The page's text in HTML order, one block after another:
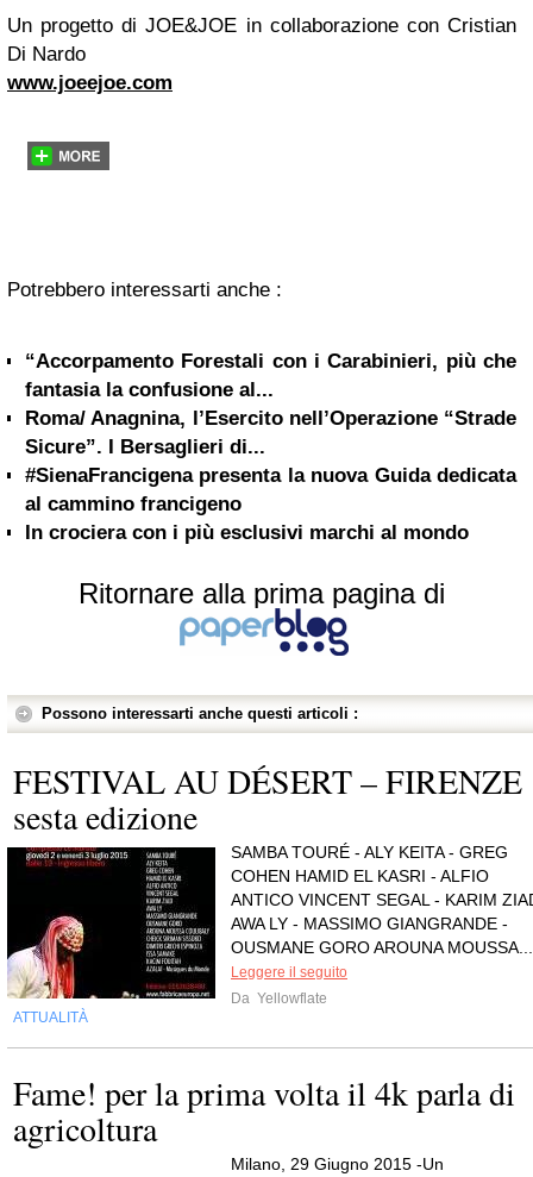
Un progetto di JOE&JOE in collaborazione con Cristian
Di Nardo
www.joeejoe.com
Potrebbero interessarti anche :
“Accorpamento Forestali con i Carabinieri, più che
fantasia la confusione al...
Roma/ Anagnina, l’Esercito nell’Operazione “Strade
Sicure”. I Bersaglieri di...
#SienaFrancigena presenta la nuova Guida dedicata
al cammino francigeno
In crociera con i più esclusivi marchi al mondo
Ritornare alla prima pagina di
Possono interessarti anche questi articoli :
FESTIVAL AU DÉSERT – FIRENZE
sesta edizione
SAMBA TOURÉ - ALY KEITA - GREG
COHEN HAMID EL KASRI - ALFIO
ANTICO VINCENT SEGAL - KARIM
AWA LY - MASSIMO GIANGRANDE -
OUSMANE GORO AROUNA MOUSSA...
Leggere il seguito
Da Yellowflate
ATTUALITÀ
Fame! per la prima volta il 4k parla di
agricoltura
Milano, 29 Giugno 2015 -Un